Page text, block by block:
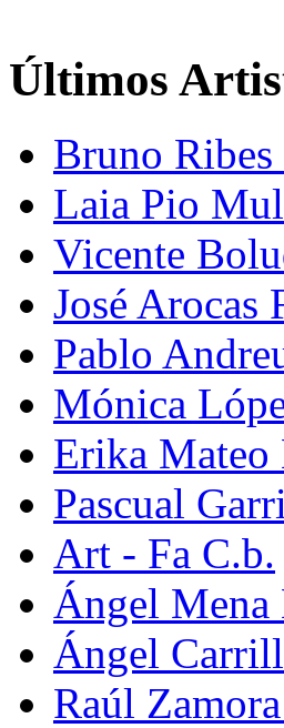
Últimos
Bruno
Laia Pio
Vicente
José Arocas
Pablo
Mónica
Erika Mateo
Pascual
Art - Fa C.b.
Ángel Mena
Ángel
Raúl